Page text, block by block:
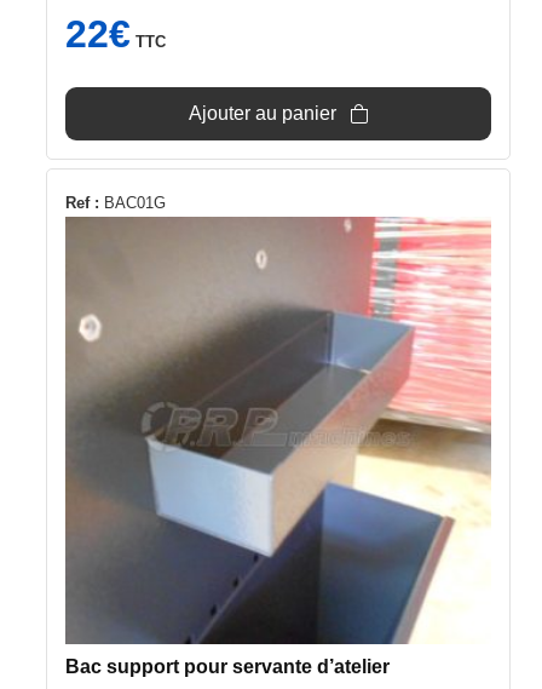
22€ TTC
Ajouter au panier
Ref : BAC01G
Bac support pour servante d’atelier